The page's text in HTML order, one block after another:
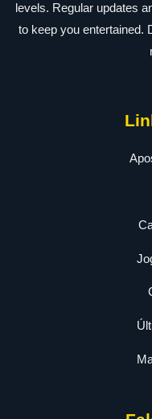
levels. Regular updates
to keep you entertained.